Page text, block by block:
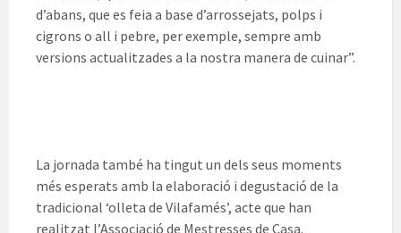
d’abans, que es feia a base d’arrossejats, polps i
cigrons o all i pebre, per exemple, sempre amb
versions actualitzades a la nostra manera de cuinar”.
La jornada també ha tingut un dels seus moments
més esperats amb la elaboració i degustació de la
tradicional ‘olleta de Vilafamés’, acte que han
realitzat l’Associació de Mestresses de Casa.